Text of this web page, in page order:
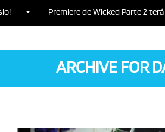
Premiere de Wicked Parte 2 terá
ARCHIVE FOR